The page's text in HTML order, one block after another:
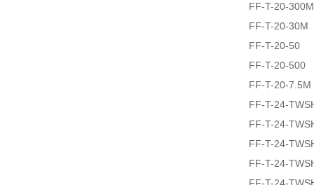
FF-T-20-300M
FF-T-20-30M
FF-T-20-50
FF-T-20-500
FF-T-20-7.5M
FF-T-24-
FF-T-24-
FF-T-24-
FF-T-24-